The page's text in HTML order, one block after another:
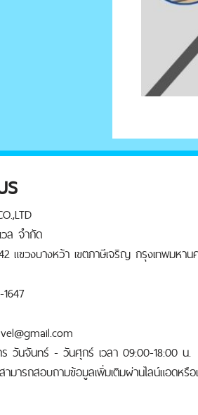
ล จำกัด
แขวงบางหว้า เขตภาษีเจริญ กรุงเทพมหาน
าร วันจันทร์ - วันศุกร์ เวลา 09:00-18:00 น.
มารถสอบถามข้อมูลเพิ่มเติมผ่านไลน์แอดหรือ